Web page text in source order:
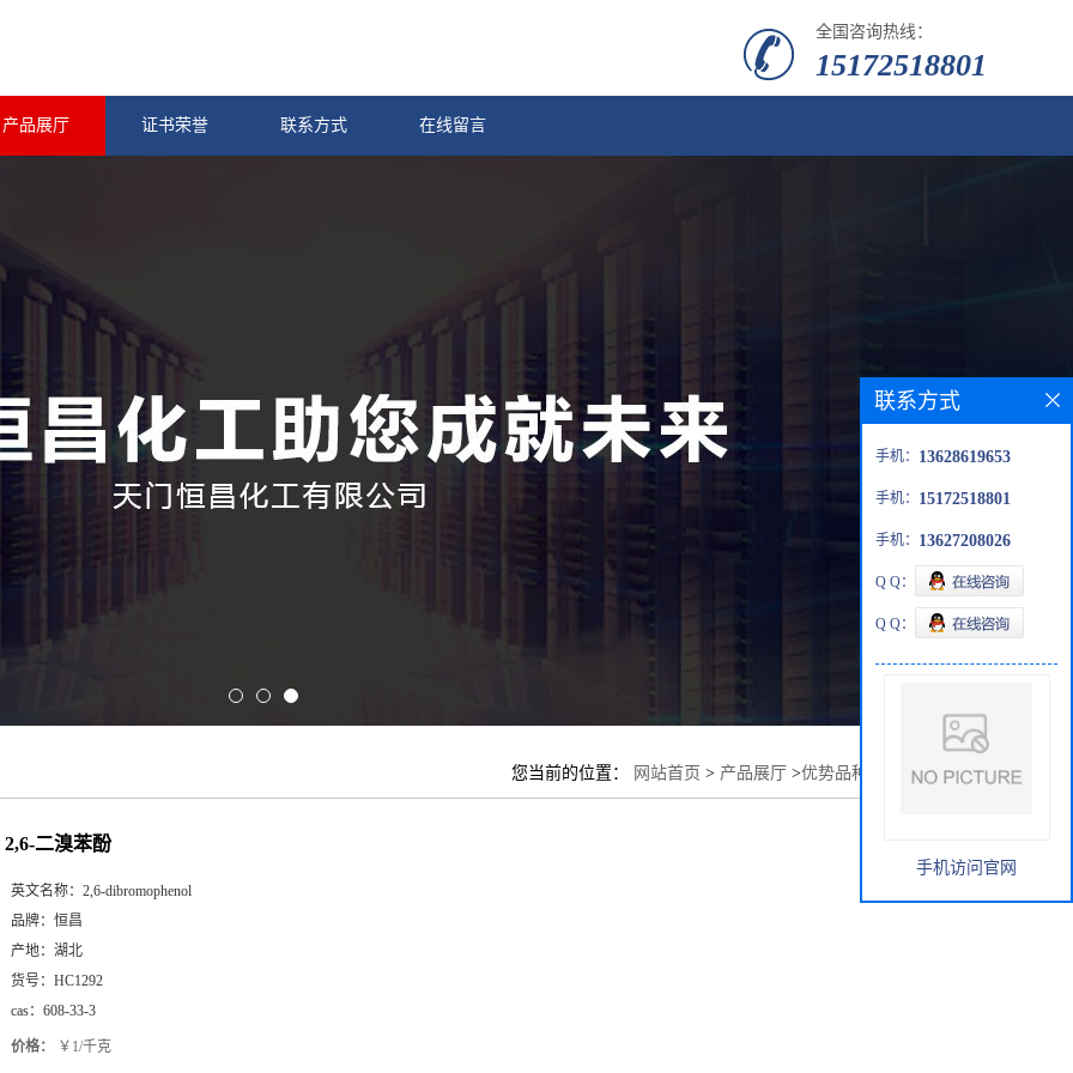
全国咨询热线：
15172518801
产品展厅 证书荣誉 联系方式 在线留言
您当前的位置： 网站首页 > 产品展厅 >优势品种 2,6-二溴苯酚
2,6-二溴苯酚
英文名称： 2,6-dibromophenol
品牌： 恒昌
产地： 湖北
货号： HC1292
cas： 608-33-3
价格： ￥1/千克
联系方式
手机： 13628619653
手机： 15172518801
手机： 13627208026
Q Q：
Q Q：
手机访问官网